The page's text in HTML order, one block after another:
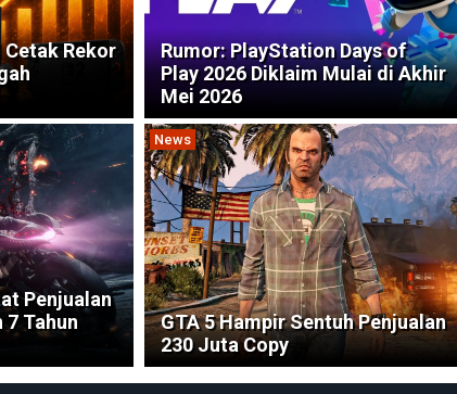
Cetak Rekor
Rumor: PlayStation Days of
Play 2026 Diklaim Mulai di Akhir
Mei 2026
Penjualan
Tahun
News
GTA 5 Hampir Sentuh Penjualan
230 Juta Copy